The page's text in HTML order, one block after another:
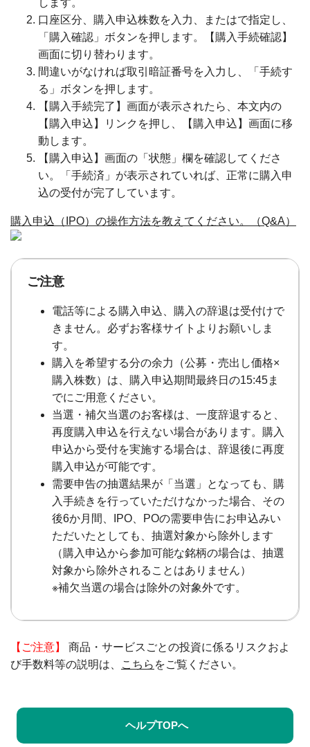
口座区分、購入申込株数を入力、またはで指定し、
「購入確認」ボタンを押します。【購入手続確認】
画面に切り替わります。
間違いがなければ取引暗証番号を入力し、「手続す
る」ボタンを押します。
【購入手続完了】画面が表示されたら、本文内の
【購入申込】リンクを押し、【購入申込】画面に移
動します。
【購入申込】画面の「状態」欄を確認してくださ
い。「手続済」が表示されていれば、正常に購入申
込の受付が完了しています。
購入申込（IPO）の操作方法を教えてください。（Q&A）
ご注意
電話等による購入申込、購入の辞退は受付けで
きません。必ずお客様サイトよりお願いしま
す。
購入を希望する分の余力（公募・売出し価格×
購入株数）は、購入申込期間最終日の15:45ま
でにご用意ください。
当選・補欠当選のお客様は、一度辞退すると、
再度購入申込を行えない場合があります。購入
申込から受付を実施する場合は、辞退後に再度
購入申込が可能です。
需要申告の抽選結果が「当選」となっても、購
入手続きを行っていただけなかった場合、その
後6か月間、IPO、POの需要申告にお申込みい
ただいたとしても、抽選対象から除外します
（購入申込から参加可能な銘柄の場合は、抽選
対象から除外されることはありません）
※補欠当選の場合は除外の対象外です。
【ご注意】
商品・サービスごとの投資に係るリスクおよ
び手数料等の説明は、
こちら をご覧ください。
ヘルプTOPへ